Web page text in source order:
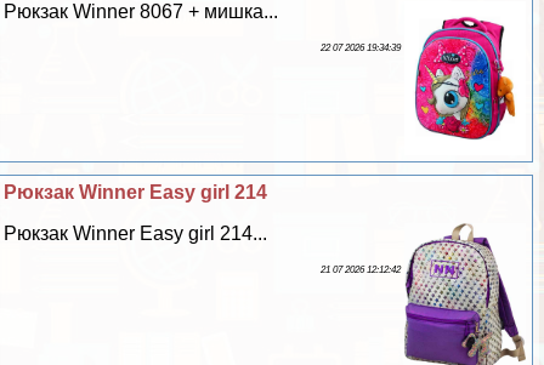
Рюкзак Winner 8067 + мишка...
22 07 2026 19:34:39
Рюкзак Winner Easy girl 214
Рюкзак Winner Easy girl 214...
21 07 2026 12:12:42